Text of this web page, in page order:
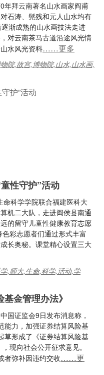
年拜云南著名山水画家阎甫
石涛、髡残和元人山水均有
渐成熟的山水画技法走进
对云南茶马古道沿途风光情
水风光资料……更多
院,故宫,博物院,山水,山水画,
性守护”活动
科学学院联合福建医科大
机二大队，走进闽侯县南通
的留守儿童性健康教育志愿
彩志愿者们通过形式丰富
长奥秘。课堂精心设置三大
,师大,生命,科学,活动,学
金管理办法》
国证监会9日发布消息称，
能力，加强证券结算风险基
草形成了《证券结算风险基
现向社会公开征求意见。
者弥补因违约交收……更